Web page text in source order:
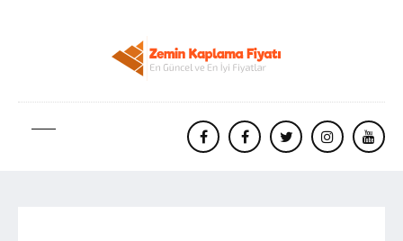
facebookFacebooktwitterinstagram